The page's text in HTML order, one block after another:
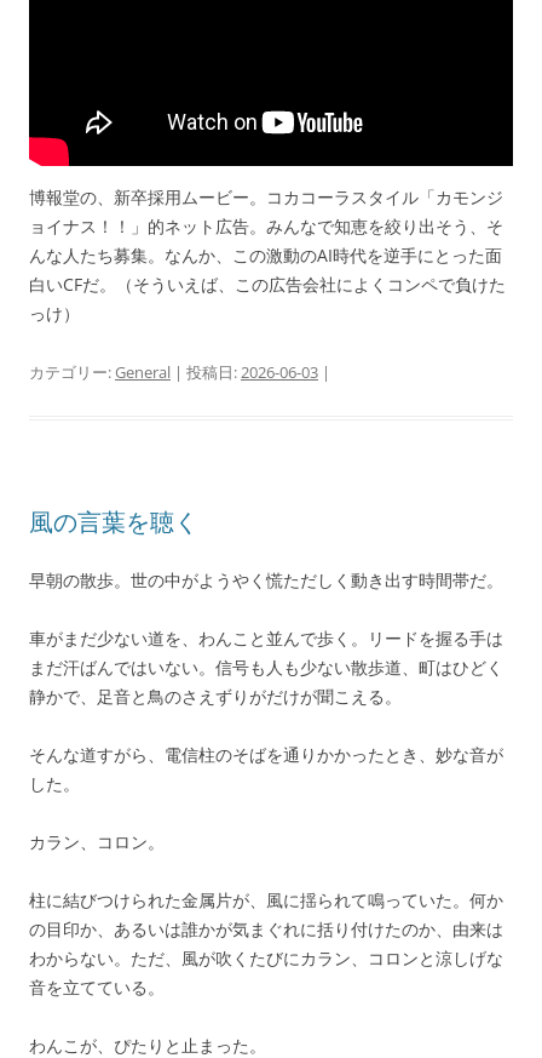
博報堂の、新卒採用ムービー。コカコーラスタイル「カモンジ
ョイナス！！」的ネット広告。みんなで知恵を絞り出そう、そ
んな人たち募集。なんか、この激動のAI時代を逆手にとった面
白いCFだ。（そういえば、この広告会社によくコンペで負けた
っけ）
カテゴリー:General | 投稿日:2026-06-03 |
風の言葉を聴く
早朝の散歩。世の中がようやく慌ただしく動き出す時間帯だ。
車がまだ少ない道を、わんこと並んで歩く。リードを握る手は
まだ汗ばんではいない。信号も人も少ない散歩道、町はひどく
静かで、足音と鳥のさえずりがだけが聞こえる。
そんな道すがら、電信柱のそばを通りかかったとき、妙な音が
した。
カラン、コロン。
柱に結びつけられた金属片が、風に揺られて鳴っていた。何か
の目印か、あるいは誰かが気まぐれに括り付けたのか、由来は
わからない。ただ、風が吹くたびにカラン、コロンと涼しげな
音を立てている。
わんこが、ぴたりと止まった。